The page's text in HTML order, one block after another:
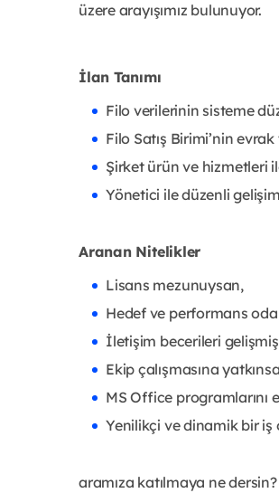
üzere arayışımız bulunuyor.
İlan Tanımı
Filo verilerinin sisteme
Filo Satış Birimi’nin
Şirket ürün ve hizmetleri
Yönetici ile düzenli
Aranan Nitelikler
Lisans mezunuysan,
Hedef ve performans
İletişim becerileri
Ekip çalışmasına
MS Office
Yenilikçi ve dinamik bir iş
aramıza katılmaya ne dersin?